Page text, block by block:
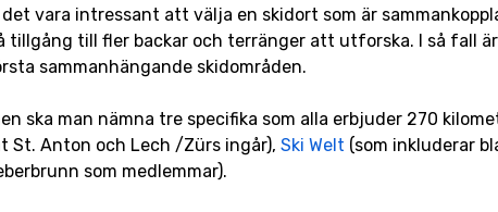
det vara intressant att välja en skidort som är
tillgång till fler backar och terränger att utforska. I så fall
sammanhängande skidområden.
ska man nämna tre specifika som alla erbjuder 270
St. Anton och Lech /Zürs ingår), Ski Welt (som inkluderar
som medlemmar).